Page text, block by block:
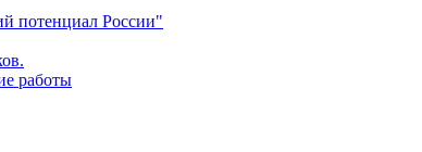
потенциал России"
работы